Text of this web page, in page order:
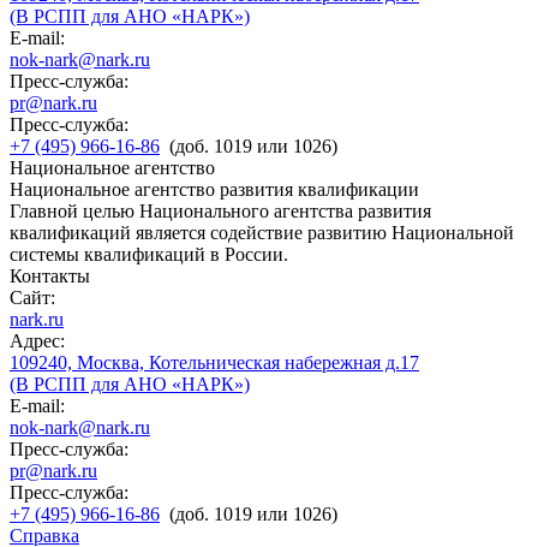
(В РСПП для АНО «НАРК»)
E-mail:
nok-nark@nark.ru
Пресс-служба:
pr@nark.ru
Пресс-служба:
+7 (495) 966-16-86 (доб. 1019 или 1026)
Национальное агентство
Национальное агентство развития квалификации
Главной целью Национального агентства развития
квалификаций является содействие развитию Национальной
системы квалификаций в России.
Контакты
Сайт:
nark.ru
Адрес:
109240, Москва, Котельническая набережная д.17
(В РСПП для АНО «НАРК»)
E-mail:
nok-nark@nark.ru
Пресс-служба:
pr@nark.ru
Пресс-служба:
+7 (495) 966-16-86 (доб. 1019 или 1026)
Справка